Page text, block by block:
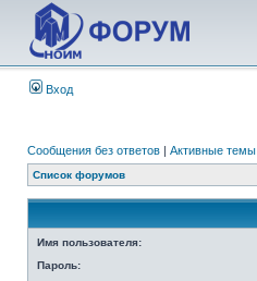
Вход
Сообщения без ответов | Активные темы
Список форумов
Имя пользователя:
Пароль: